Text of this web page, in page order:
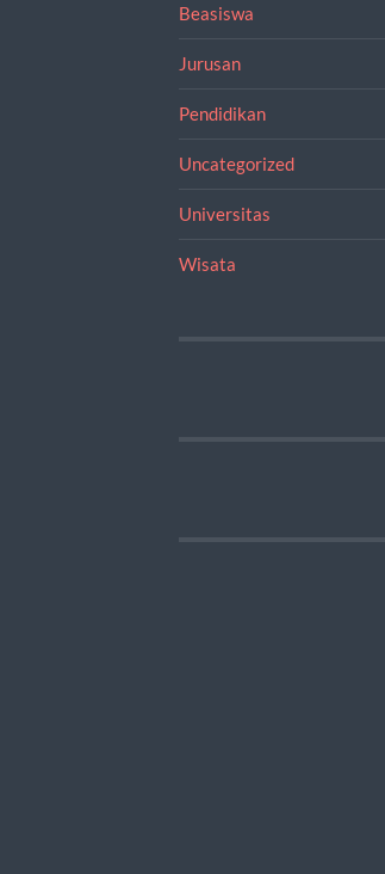
Beasiswa
Jurusan
Pendidikan
Uncategorized
Universitas
Wisata